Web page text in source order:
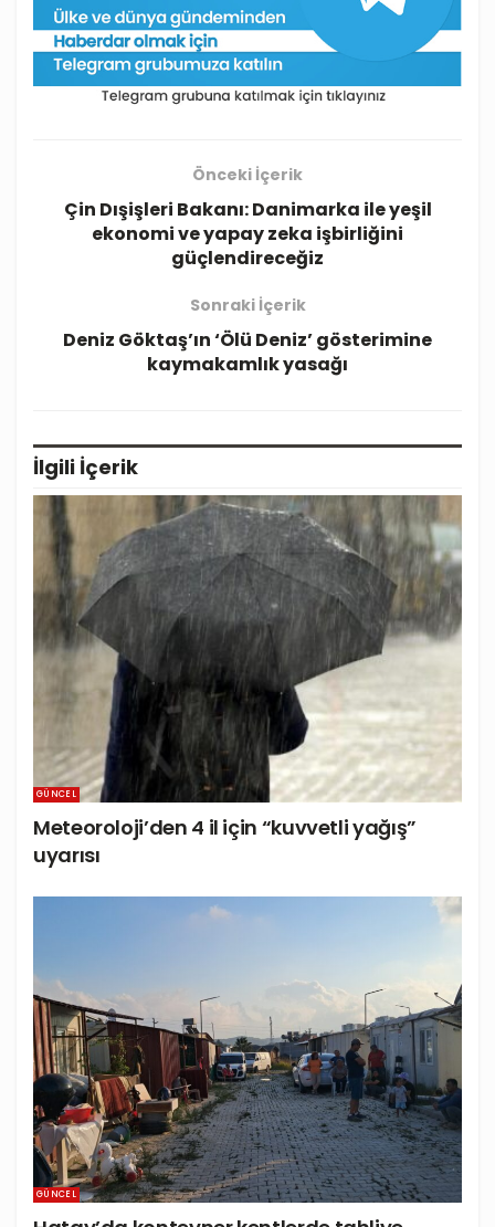
Önceki İçerik
Çin Dışişleri Bakanı: Danimarka ile yeşil
ekonomi ve yapay zeka işbirliğini
güçlendireceğiz
Sonraki İçerik
Deniz Göktaş’ın ‘Ölü Deniz’ gösterimine
kaymakamlık yasağı
İlgili İçerik
GÜNCEL
Meteoroloji’den 4 il için “kuvvetli yağış”
uyarısı
GÜNCEL